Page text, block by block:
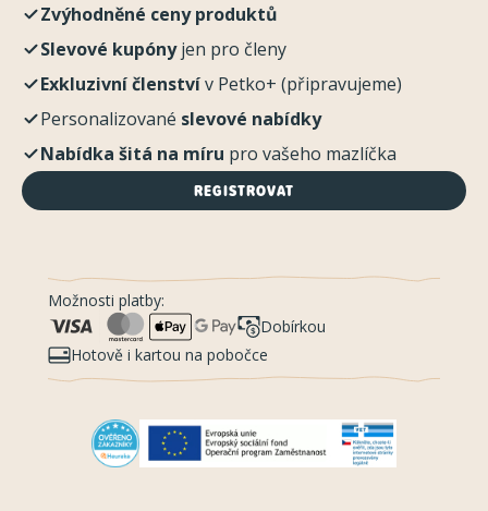
Zvýhodněné ceny produktů
Slevové kupónyjen pro členy
Exkluzivní členstvív Petko+ (připravujeme)
Personalizované slevové nabídky
Nabídka šitá na míru pro vašeho mazlíčka
REGISTROVAT
Možnosti platby:
Dobírkou
Hotově i kartou na pobočce